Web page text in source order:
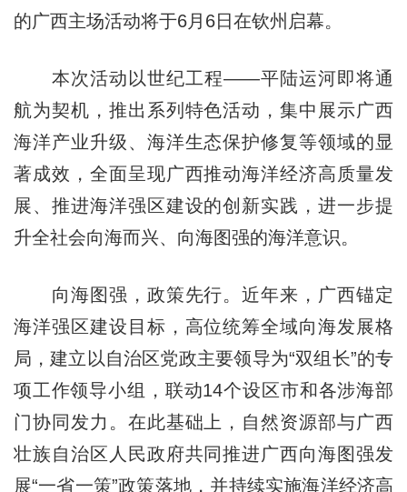
的广西主场活动将于6月6日在钦州启幕。
本次活动以世纪工程——平陆运河即将通
航为契机，推出系列特色活动，集中展示广西
海洋产业升级、海洋生态保护修复等领域的显
著成效，全面呈现广西推动海洋经济高质量发
展、推进海洋强区建设的创新实践，进一步提
升全社会向海而兴、向海图强的海洋意识。
向海图强，政策先行。近年来，广西锚定
海洋强区建设目标，高位统筹全域向海发展格
局，建立以自治区党政主要领导为“双组长”的专
项工作领导小组，联动14个设区市和各涉海部
门协同发力。在此基础上，自然资源部与广西
壮族自治区人民政府共同推进广西向海图强发
展“一省一策”政策落地，并持续实施海洋经济高